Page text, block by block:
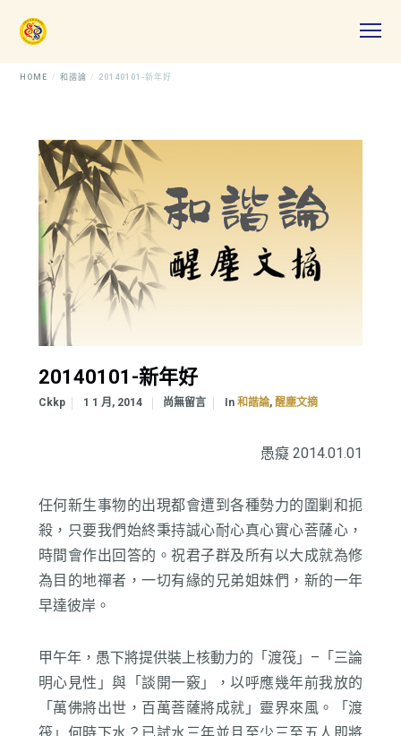
HOME 和諧論 20140101-新年好
20140101-新年好
Ckkp 1 1 月, 2014 尚無留言 In 和諧論, 醒塵文摘
愚癡 2014.01.01
任何新生事物的出現都會遭到各種勢力的圍剿和扼
殺，只要我們始終秉持誠心耐心真心實心菩薩心，
時間會作出回答的。祝君子群及所有以大成就為修
為目的地禪者，一切有緣的兄弟姐妹們，新的一年
早達彼岸。
甲午年，愚下將提供裝上核動力的「渡筏」–「三論
明心見性」與「談開一竅」，以呼應幾年前我放的
「萬佛將出世，百萬菩薩將成就」靈界來風。「渡